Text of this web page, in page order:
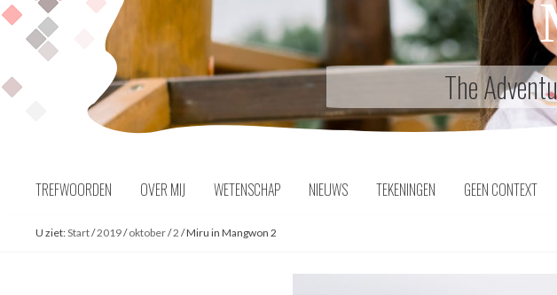
The
TREFWOORDEN OVER MIJ WETENSCHAP NIEUWS TEKENINGEN GEEN CONTEXT
U ziet:Start/2019/oktober/2 /Miru in Mangwon 2